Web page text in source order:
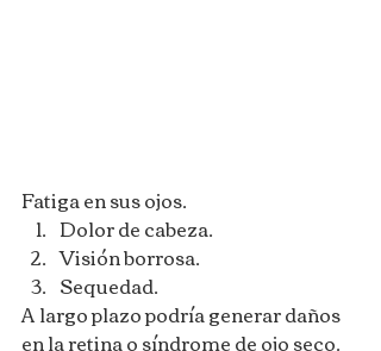
Fatiga en sus ojos.
Dolor de cabeza.
Visión borrosa.
Sequedad.
A largo plazo podría generar daños
en la retina o síndrome de ojo seco.